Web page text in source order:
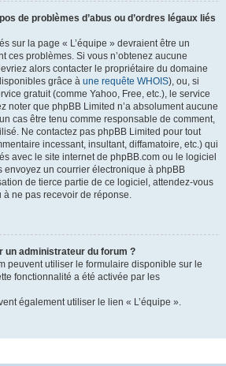
de problèmes d’abus ou d’ordres légaux liés
sur la page « L’équipe » devraient être un
ces problèmes. Si vous n’obtenez aucune
alors contacter le propriétaire du domaine
grâce à une requête WHOIS), ou, si
gratuit (comme Yahoo, Free, etc.), le service
noter que phpBB Limited n’a absolument aucune
cas être tenu comme responsable de comment,
Ne contactez pas phpBB Limited pour tout
incessant, insultant, diffamatoire, etc.) qui
avec le site internet de phpBB.com ou le logiciel
envoyez un courrier électronique à phpBB
de tierce partie de ce logiciel, attendez-vous
ne pas recevoir de réponse.
un administrateur du forum ?
peuvent utiliser le formulaire disponible sur le
fonctionnalité a été activée par les
également utiliser le lien « L’équipe ».